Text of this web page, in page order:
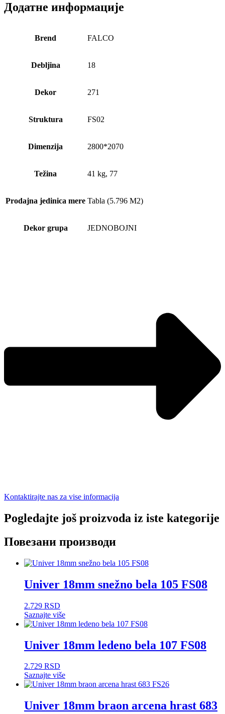
Додатне информације
Brend FALCO
Debljina 18
Dekor 271
Struktura FS02
Dimenzija 2800*2070
Težina 41 kg, 77
Prodajna jedinica mere Tabla (5.796 M2)
Dekor grupa JEDNOBOJNI
Kontaktirajte nas za vise informacija
Pogledajte još proizvoda iz iste kategorije
Повезани производи
Univer 18mm snežno bela 105 FS08
2.729 RSD
Saznajte više
Univer 18mm ledeno bela 107 FS08
2.729 RSD
Saznajte više
Univer 18mm braon arcena hrast 683